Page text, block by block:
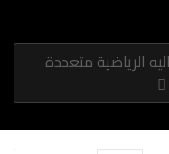
الرياضية متعددة